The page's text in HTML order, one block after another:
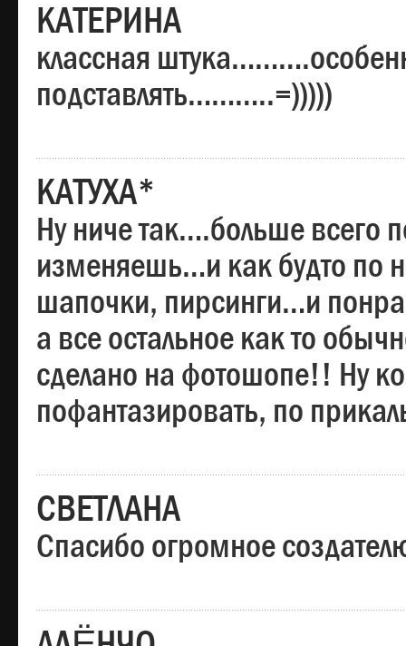
КАТЕРИНА
классная
подставлять………..=)))))
КАТУХА*
Ну ниче так….больше всего
изменяешь…и как будто по
шапочки, пирсинги…и
а все остальное как то
сделано на фотошопе!! Ну
пофантазировать, по
СВЕТЛАНА
Спасибо огромное